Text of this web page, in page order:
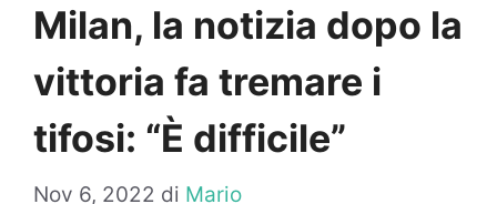
Milan, la notizia dopo la
vittoria fa tremare i
tifosi: “È difficile”
Nov 6, 2022 di Mario